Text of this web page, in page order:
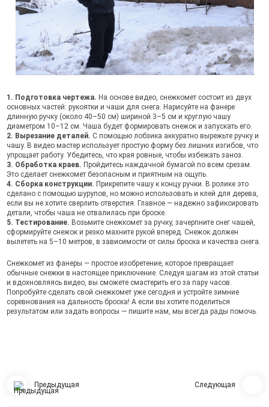
1. Подготовка чертежа. На основе видео, снежкомет состоит из двух
основных частей: рукоятки и чаши для снега. Нарисуйте на фанере
длинную ручку (около 40–50 см) шириной 3–5 см и круглую чашу
диаметром 10–12 см. Чаша будет формировать снежок и запускать его.
2. Вырезание деталей. С помощью лобзика аккуратно вырежьте ручку и
чашу. В видео мастер использует простую форму без лишних изгибов, что
упрощает работу. Убедитесь, что края ровные, чтобы избежать заноз.
3. Обработка краев. Пройдитесь наждачной бумагой по всем срезам.
Это сделает снежкомет безопасным и приятным на ощупь.
4. Сборка конструкции. Прикрепите чашу к концу ручки. В ролике это
сделано с помощью шурупов, но можно использовать и клей для дерева,
если вы не хотите сверлить отверстия. Главное — надежно зафиксировать
детали, чтобы чаша не отвалилась при броске.
5. Тестирование. Возьмите снежкомет за ручку, зачерпните снег чашей,
сформируйте снежок и резко махните рукой вперед. Снежок должен
вылететь на 5–10 метров, в зависимости от силы броска и качества снега.
Снежкомет из фанеры — простое изобретение, которое превращает
обычные снежки в настоящее приключение. Следуя шагам из этой статьи
и вдохновляясь видео, вы сможете смастерить его за пару часов.
Попробуйте сделать свой снежкомет уже сегодня и устройте зимние
соревнования на дальность броска! А если вы хотите поделиться
результатом или задать вопросы — пишите нам, мы всегда рады помочь.
Предыдущая Следующая